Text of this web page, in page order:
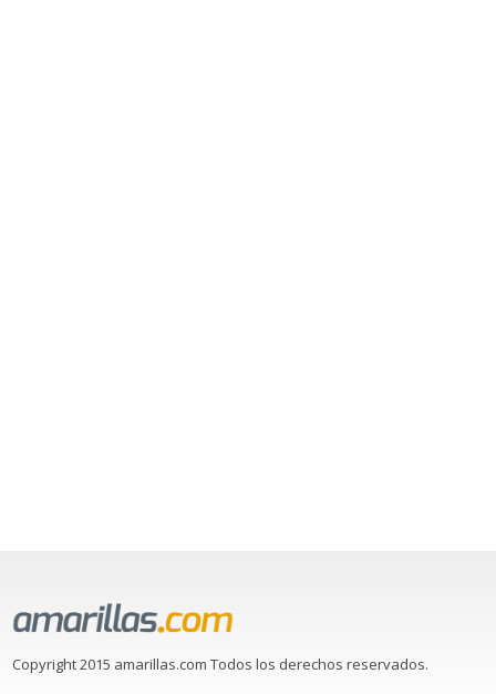
Copyright 2015 amarillas.com Todos los derechos reservados.